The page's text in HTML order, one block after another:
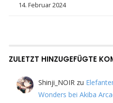
14. Februar 2024
ZULETZT HINZUGEFÜGTE
Shinji_NOIR zu
Wonders bei Akiba